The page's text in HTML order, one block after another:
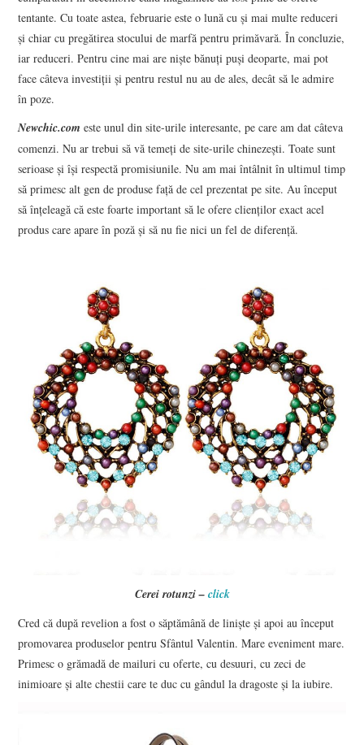
tentante. Cu toate astea, februarie este o lună cu și mai multe reduceri
și chiar cu pregătirea stocului de marfă pentru primăvară. În concluzie,
iar reduceri. Pentru cine mai are niște bănuți puși deoparte, mai pot
face câteva investiții și pentru restul nu au de ales, decât să le admire
în poze.
Newchic.com este unul din site-urile interesante, pe care am dat câteva
comenzi. Nu ar trebui să vă temeți de site-urile chinezești. Toate sunt
serioase și își respectă promisiunile. Nu am mai întâlnit în ultimul timp
să primesc alt gen de produse față de cel prezentat pe site. Au început
să înțeleagă că este foarte important să le ofere clienților exact acel
produs care apare în poză și să nu fie nici un fel de diferență.
Cerei rotunzi – click
Cred că după revelion a fost o săptămână de liniște și apoi au început
promovarea produselor pentru Sfântul Valentin. Mare eveniment mare.
Primesc o grămadă de mailuri cu oferte, cu desuuri, cu zeci de
inimioare și alte chestii care te duc cu gândul la dragoste și la iubire.